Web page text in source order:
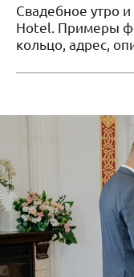
Свадебное утро
Hotel. Примеры
кольцо, адрес,